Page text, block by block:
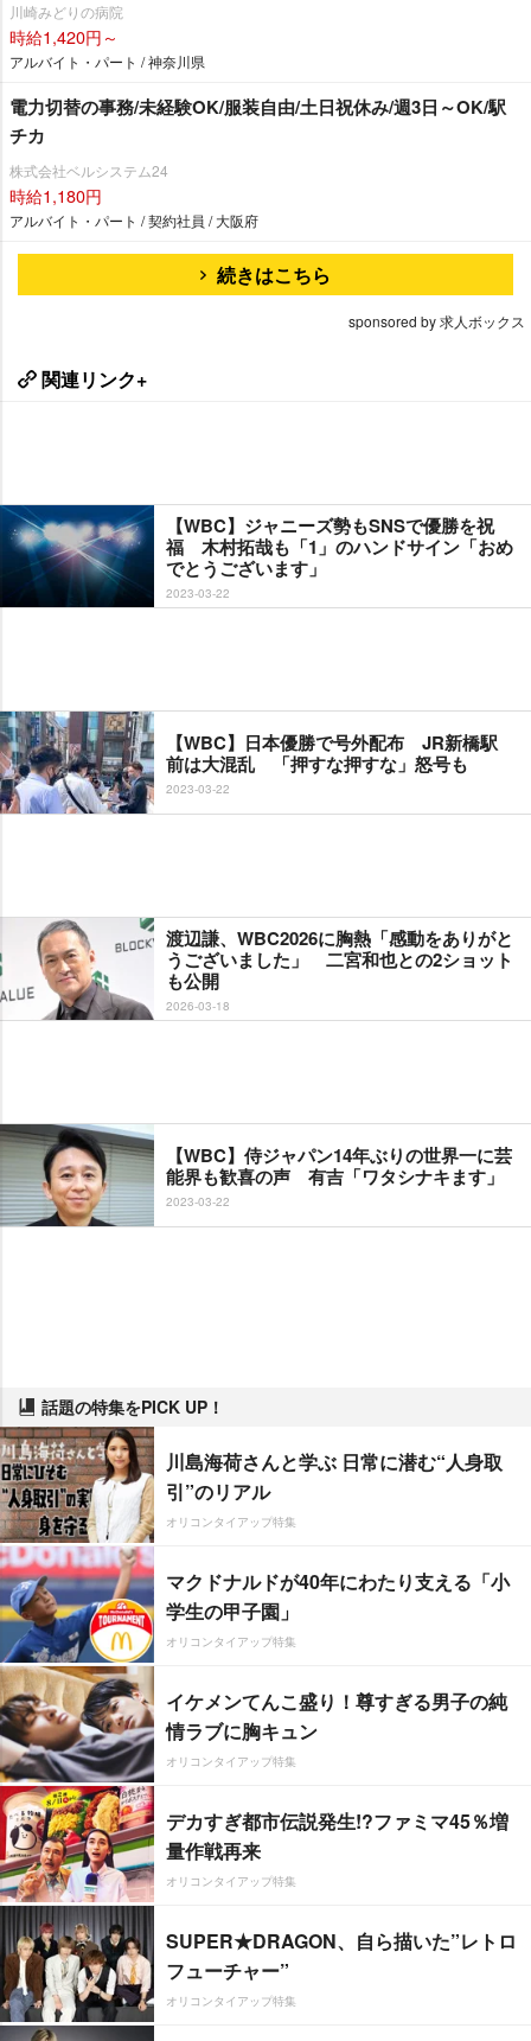
川崎みどりの病院
時給1,420円～
アルバイト・パート / 神奈川県
電力切替の事務/未経験OK/服装自由/土日祝休み/週3日～OK/駅
チカ
株式会社ベルシステム24
時給1,180円
アルバイト・パート / 契約社員 / 大阪府
続きはこちら
sponsored by 求人ボックス
関連リンク+
【WBC】ジャニーズ勢もSNSで優勝を祝
福 木村拓哉も「1」のハンドサイン「おめ
でとうございます」
2023-03-22
【WBC】日本優勝で号外配布 JR新橋駅
前は大混乱 「押すな押すな」怒号も
2023-03-22
渡辺謙、WBC2026に胸熱「感動をありがと
うございました」 二宮和也との2ショット
も公開
2026-03-18
【WBC】侍ジャパン14年ぶりの世界一に芸
能界も歓喜の声 有吉「ワタシナキます」
2023-03-22
話題の特集をPICK UP！
川島海荷さんと学ぶ 日常に潜む“人身取
引”のリアル
オリコンタイアップ特集
マクドナルドが40年にわたり支える「小
学生の甲子園」
オリコンタイアップ特集
イケメンてんこ盛り！尊すぎる男子の純
情ラブに胸キュン
オリコンタイアップ特集
デカすぎ都市伝説発生!?ファミマ45％増
量作戦再来
オリコンタイアップ特集
SUPER★DRAGON、自ら描いた”レトロ
フューチャー”
オリコンタイアップ特集